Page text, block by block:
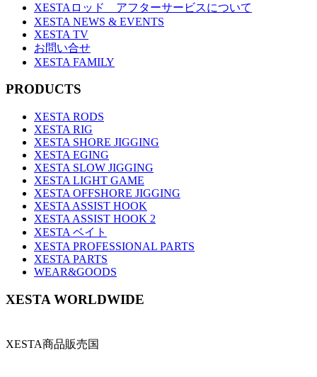
XESTAロッド アフターサービスについて
XESTA NEWS & EVENTS
XESTA TV
お問い合せ
XESTA FAMILY
PRODUCTS
XESTA RODS
XESTA RIG
XESTA SHORE JIGGING
XESTA EGING
XESTA SLOW JIGGING
XESTA LIGHT GAME
XESTA OFFSHORE JIGGING
XESTA ASSIST HOOK
XESTA ASSIST HOOK 2
XESTA ベイト
XESTA PROFESSIONAL PARTS
XESTA PARTS
WEAR&GOODS
XESTA WORLDWIDE
XESTA商品販売国